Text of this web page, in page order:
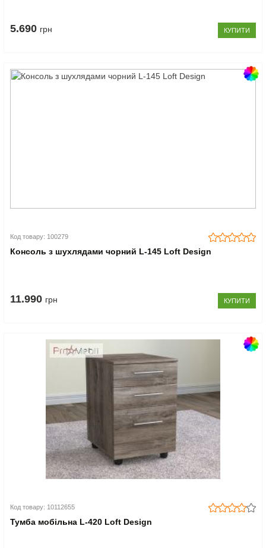
5.690 грн КУПИТИ
Код товару: 100279
Консоль з шухлядами чорний L-145 Loft Design
11.990 грн КУПИТИ
Код товару: 10112655
Тумба мобільна L-420 Loft Design